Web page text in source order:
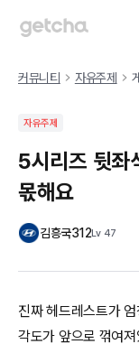
커뮤니티 자유주제
자유주제
5시리즈 뒷좌
몫해요
김흥국312Lv 47
진짜 헤드레스트가
각도가 앞으로 꺾여